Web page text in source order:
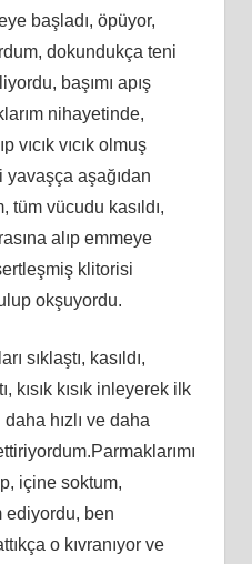
başladı, öpüyor,
dokundukça teni
başımı apış
nihayetinde,
vıcık vıcık olmuş
aşağıdan
tüm vücudu kasıldı,
alıp emmeye
klitorisi
okşuyordu.
sıklaştı, kasıldı,
kısık kısık inleyerek ilk
hızlı ve daha
içine soktum,
ediyordu, ben
o kıvranıyor ve